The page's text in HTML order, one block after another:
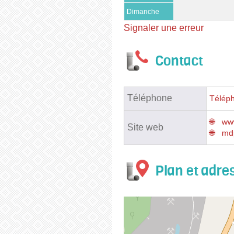
Dimanche
Signaler une erreur
Contact
Téléphone
Site web
Plan et